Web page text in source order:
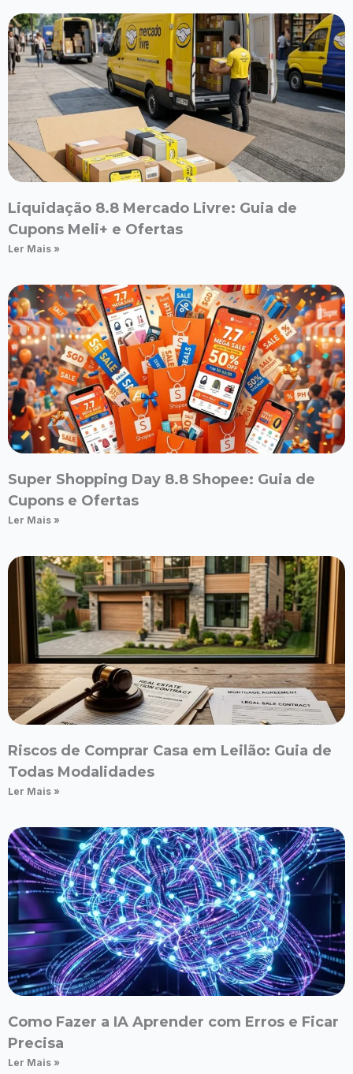
Liquidação 8.8 Mercado Livre: Guia de
Cupons Meli+ e Ofertas
Ler Mais »
Super Shopping Day 8.8 Shopee: Guia de
Cupons e Ofertas
Ler Mais »
Riscos de Comprar Casa em Leilão: Guia de
Todas Modalidades
Ler Mais »
Como Fazer a IA Aprender com Erros e Ficar
Precisa
Ler Mais »